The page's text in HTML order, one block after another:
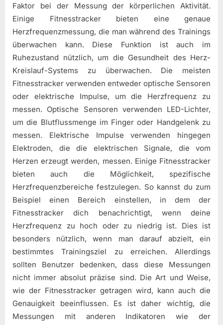
Faktor bei der Messung der körperlichen Aktivität.
Einige Fitnesstracker bieten eine genaue
Herzfrequenzmessung, die man während des Trainings
überwachen kann. Diese Funktion ist auch im
Ruhezustand nützlich, um die Gesundheit des Herz-
Kreislauf-Systems zu überwachen. Die meisten
Fitnesstracker verwenden entweder optische Sensoren
oder elektrische Impulse, um die Herzfrequenz zu
messen. Optische Sensoren verwenden LED-Lichter,
um die Blutflussmenge im Finger oder Handgelenk zu
messen. Elektrische Impulse verwenden hingegen
Elektroden, die die elektrischen Signale, die vom
Herzen erzeugt werden, messen. Einige Fitnesstracker
bieten auch die Möglichkeit, spezifische
Herzfrequenzbereiche festzulegen. So kannst du zum
Beispiel einen Bereich einstellen, in dem der
Fitnesstracker dich benachrichtigt, wenn deine
Herzfrequenz zu hoch oder zu niedrig ist. Dies ist
besonders nützlich, wenn man darauf abzielt, ein
bestimmtes Trainingsziel zu erreichen. Allerdings
sollten Benutzer bedenken, dass diese Messungen
nicht immer absolut präzise sind. Die Art und Weise,
wie der Fitnesstracker getragen wird, kann auch die
Genauigkeit beeinflussen. Es ist daher wichtig, die
Messungen mit anderen Indikatoren wie der